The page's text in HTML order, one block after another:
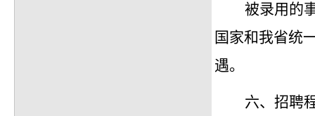
被录用的
国家和我省统
遇。
六、 招聘